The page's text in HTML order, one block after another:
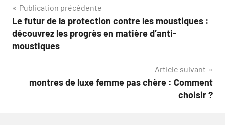
Navigation
de
l’article
Publication précédente
Le futur de la protection contre les moustiques :
découvrez les progrès en matière d’anti-
moustiques
Article suivant
montres de luxe femme pas chère : Comment
choisir ?